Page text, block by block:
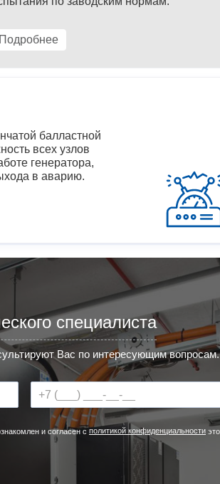
Подробнее
балластной
всех узлов
генератора,
в аварию.
специалиста
Вас по интересующим вопросам.
и согласен с политикой конфиденциальности